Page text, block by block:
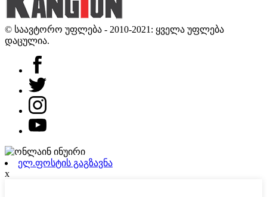
© საავტორო უფლება - 2010-2021: ყველა უფლება
დაცულია.
ელ.ფოსტის გაგზავნა
x